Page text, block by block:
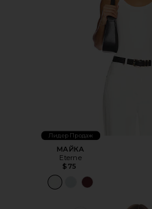
Лидер Продаж
МАЙКА
Eterne
$75